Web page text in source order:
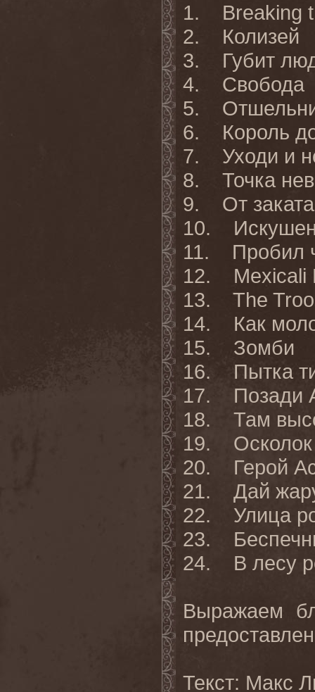
1. Breaking
2. Колизей
3. Губит
4. Свобода
5.
6. Король
7. Уходи и
8. Точка
9. От заката
10.
11. Пробил
12. Mexicali
13. The
14. Как
15. Зомби
16. Пытка
17. Позади
18. Там
19. Осколок
20. Герой
21. Дай
22. Улица
23.
24. В лесу
Выражаем
Текст: Макс